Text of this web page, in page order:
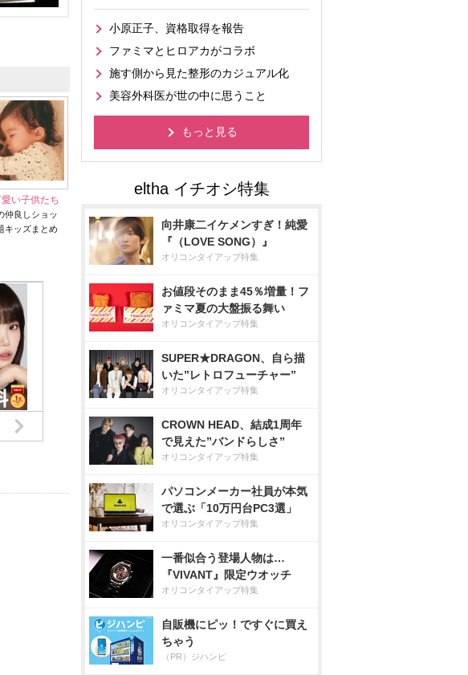
い子供たち
仲良しショッ
キッズまとめ
小原正子、資格取得を報告
ファミマとヒロアカがコラボ
施す側から見た整形のカジュアル化
美容外科医が世の中に思うこと
もっと見る
向井康二イケメンすぎ！純愛
『（LOVE SONG）』
オリコンタイアップ特集
お値段そのまま45％増量！フ
ァミマ夏の大盤振る舞い
オリコンタイアップ特集
SUPER★DRAGON、自ら描
いた”レトロフューチャー”
オリコンタイアップ特集
CROWN HEAD、結成1周年
で見えた”バンドらしさ”
オリコンタイアップ特集
パソコンメーカー社員が本気
で選ぶ「10万円台PC3選」
オリコンタイアップ特集
一番似合う登場人物は…
『VIVANT』限定ウオッチ
オリコンタイアップ特集
自販機にピッ！ですぐに買え
ちゃう
（PR）ジハンピ